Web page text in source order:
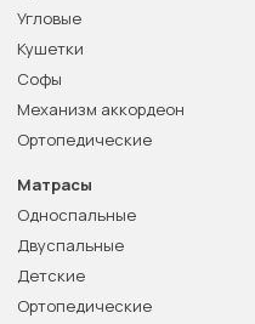
Угловые
Кушетки
Софы
Механизм аккордеон
Ортопедические
Матрасы
Односпальные
Двуспальные
Детские
Ортопедические